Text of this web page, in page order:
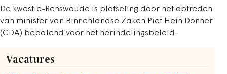
De kwestie-Renswoude is plotseling door het optreden
van minister van Binnenlandse Zaken Piet Hein Donner
(CDA) bepalend voor het herindelingsbeleid.
Vacatures